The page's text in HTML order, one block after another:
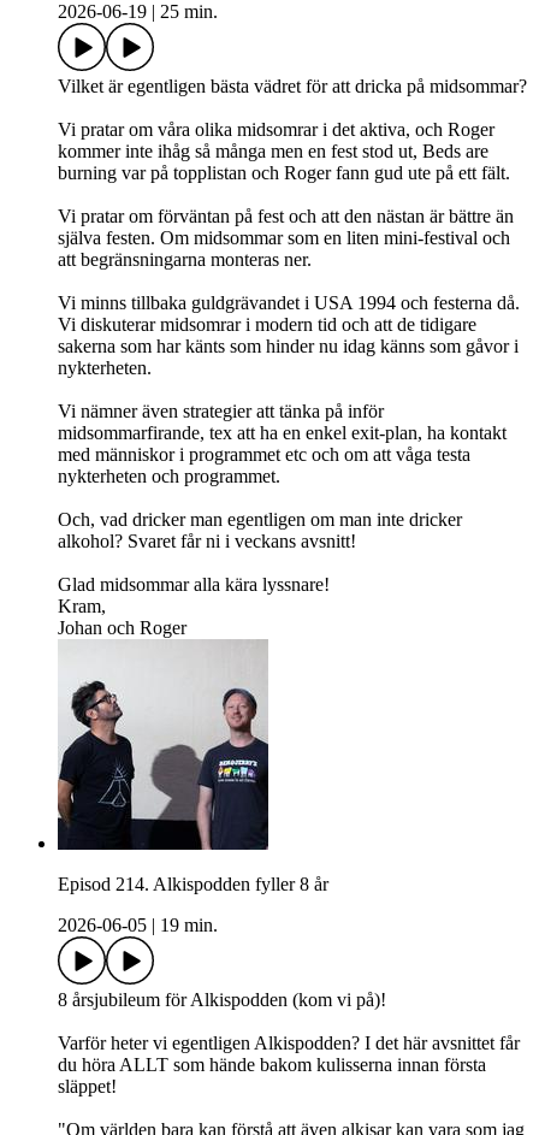
2026-06-19
25 min.
Vilket är egentligen bästa vädret för att dricka på midsommar?
Vi pratar om våra olika midsomrar i det aktiva, och Roger
kommer inte ihåg så många men en fest stod ut, Beds are
burning var på topplistan och Roger fann gud ute på ett fält.
Vi pratar om förväntan på fest och att den nästan är bättre än
själva festen. Om midsommar som en liten mini-festival och
att begränsningarna monteras ner.
Vi minns tillbaka guldgrävandet i USA 1994 och festerna då.
Vi diskuterar midsomrar i modern tid och att de tidigare
sakerna som har känts som hinder nu idag känns som gåvor i
nykterheten.
Vi nämner även strategier att tänka på inför
midsommarfirande, tex att ha en enkel exit-plan, ha kontakt
med människor i programmet etc och om att våga testa
nykterheten och programmet.
Och, vad dricker man egentligen om man inte dricker
alkohol? Svaret får ni i veckans avsnitt!
Glad midsommar alla kära lyssnare!
Kram,
Johan och Roger
Episod 214. Alkispodden fyller 8 år
2026-06-05
19 min.
8 årsjubileum för Alkispodden (kom vi på)!
Varför heter vi egentligen Alkispodden? I det här avsnittet får
du höra ALLT som hände bakom kulisserna innan första
släppet!
"Om världen bara kan förstå att även alkisar kan vara som jag